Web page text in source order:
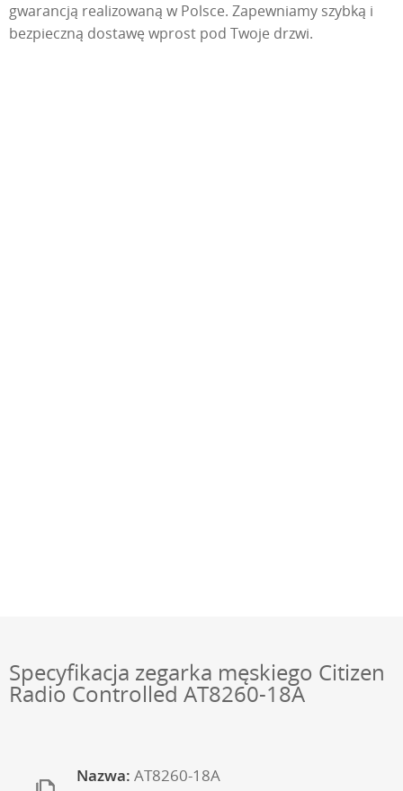
gwarancją realizowaną w Polsce. Zapewniamy szybką i
bezpieczną dostawę wprost pod Twoje drzwi.
Specyfikacja zegarka męskiego Citizen
Radio Controlled AT8260-18A
Nazwa: AT8260-18A